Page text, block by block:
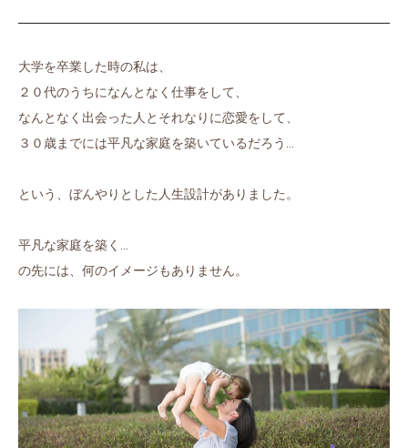
大学を卒業した時の私は、
２０代のうちになんとなく仕事をして、
なんとなく出会った人とそれなりに恋愛をして、
３０歳までには平凡な家庭を築いているだろう…
という、ぼんやりとした人生設計がありました。
平凡な家庭を築く…
の先には、何のイメージもありません。